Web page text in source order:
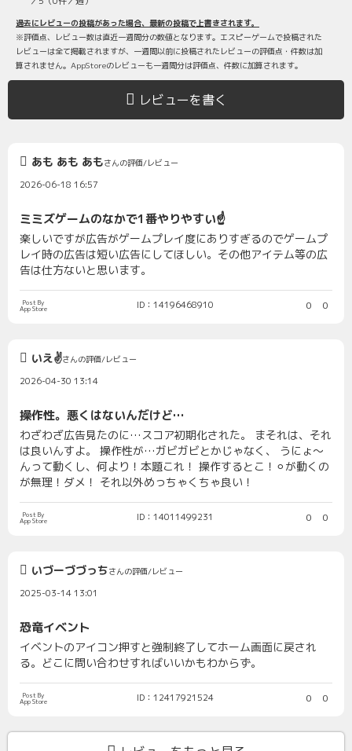
過去にレビューの投稿があった場合、最新の投稿で上書きされます。
※評価点、レビュー数は直近一週間分の数値となります。エスピーゲームで投稿された
レビューは全て掲載されますが、一週間以前に投稿されたレビューの評価点・件数は加
算されません。AppStoreのレビューも一週間分は評価点、件数に加算されます。
レビューを書く
あも あも あもさんの評価/レビュー
2026-06-18 16:57
ミミズゲームのなかで1番やりやすい☝️
楽しいですが広告がゲームプレイ度にありすぎるのでゲームプ
レイ時の広告は短い広告にしてほしい。その他アイテム等の広
告は仕方ないと思います。
Post By
App Store ID：14196468910 0 0
いえ✌️さんの評価/レビュー
2026-04-30 13:14
操作性。悪くはないんだけど…
わざわざ広告見たのに…スコア初期化された。 まそれは、それ
は良いんすよ。 操作性が…ガビガビとかじゃなく、 うにょ〜
んって動くし、何より！本題これ！ 操作するとこ！⚪︎が動くの
が無理！ダメ！ それ以外めっちゃくちゃ良い！
Post By
App Store ID：14011499231 0 0
いづーづづっちさんの評価/レビュー
2025-03-14 13:01
恐竜イベント
イベントのアイコン押すと強制終了してホーム画面に戻され
る。どこに問い合わせすればいいかもわからず。
Post By
App Store ID：12417921524 0 0